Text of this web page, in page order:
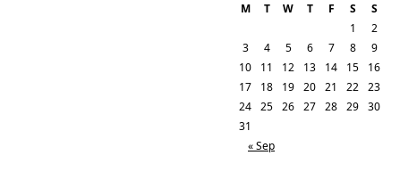
M
T W T F S S
« Sep
1
2
3
4 5 6 7 8
9
10
11 12 13 14 15
16
17
18 19 20 21 22 23
24 25 26 27 28 29 30
31